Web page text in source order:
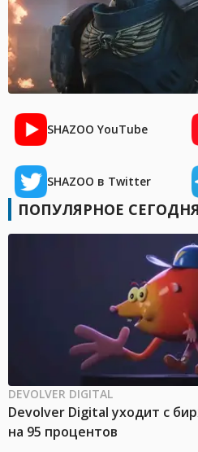
SHAZOO YouTube
SHAZOO в Twitter
ПОПУЛЯРНОЕ СЕГОДНЯ
DEVOLVER DIGITAL
Devolver Digital уходит с
на 95 процентов